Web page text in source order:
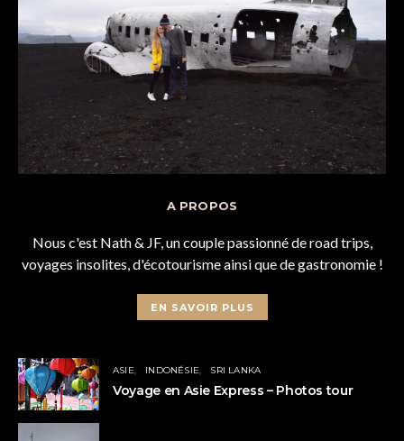
A PROPOS
Nous c'est Nath & JF, un couple passionné de road trips,
voyages insolites, d'écotourisme ainsi que de gastronomie !
EN SAVOIR PLUS
ASIE INDONÉSIE SRI LANKA
Voyage en Asie Express – Photos tour